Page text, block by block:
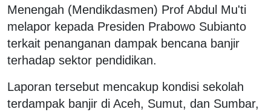
Menengah (Mendikdasmen) Prof Abdul Mu'ti
melapor kepada Presiden Prabowo Subianto
terkait penanganan dampak bencana banjir
terhadap sektor pendidikan.
Laporan tersebut mencakup kondisi sekolah
terdampak banjir di Aceh, Sumut, dan Sumbar,